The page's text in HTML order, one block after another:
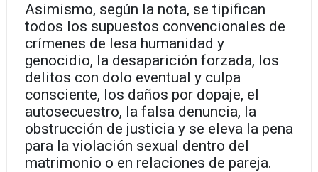
Asimismo, según la nota, se tipifican
todos los supuestos convencionales de
crímenes de lesa humanidad y
genocidio, la desaparición forzada, los
delitos con dolo eventual y culpa
consciente, los daños por dopaje, el
autosecuestro, la falsa denuncia, la
obstrucción de justicia y se eleva la pena
para la violación sexual dentro del
matrimonio o en relaciones de pareja.